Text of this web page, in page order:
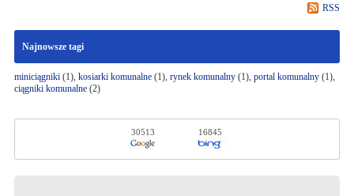
RSS
Najnowsze tagi
miniciągniki(1), kosiarki komunalne(1), rynek komunalny(1), portal komunalny(1),
ciągniki komunalne(2)
30513 16845